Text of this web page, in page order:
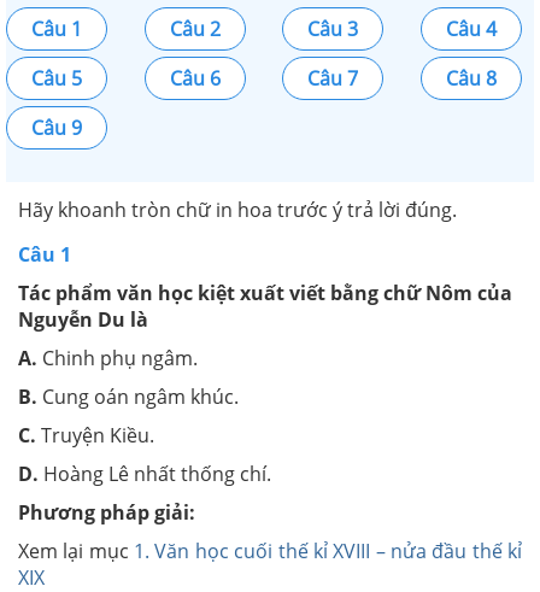
Câu 1 Câu 2 Câu 3
Câu 4
Câu 5
Câu 6 Câu 7
Câu 8
Câu 9
Hãy khoanh tròn chữ in hoa trước ý trả lời đúng.
Câu 1
Tác phẩm văn học kiệt xuất viết bằng chữ Nôm của
Nguyễn Du là
A. Chinh phụ ngâm.
B. Cung oán ngâm khúc.
C. Truyện Kiều.
D. Hoàng Lê nhất thống chí.
Phương pháp giải:
Xem lại mục 1. Văn học cuối thế kỉ XVIII – nửa đầu thế kỉ
XIX